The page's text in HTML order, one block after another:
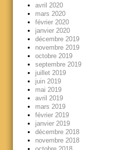
avril 2020
mars 2020
février 2020
janvier 2020
décembre 2019
novembre 2019
octobre 2019
septembre 2019
juillet 2019
juin 2019
mai 2019
avril 2019
mars 2019
février 2019
janvier 2019
décembre 2018
novembre 2018